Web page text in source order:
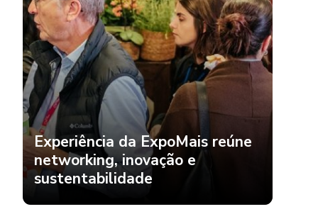
Experiência da ExpoMais reúne
networking, inovação e
sustentabilidade